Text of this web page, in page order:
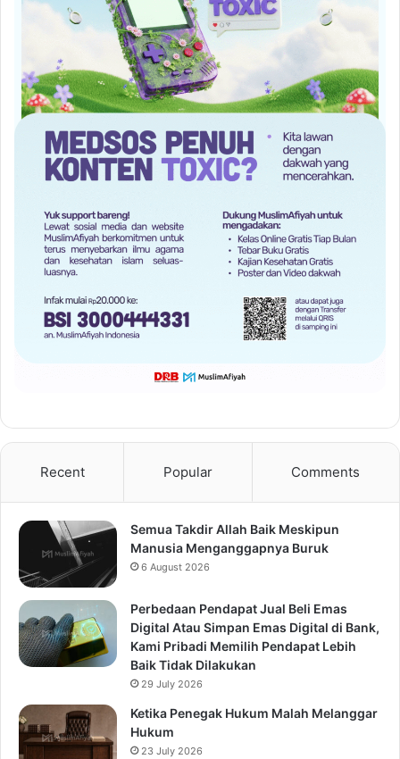
Recent Popular Comments
Semua Takdir Allah Baik Meskipun
Manusia Menganggapnya Buruk
6 August 2026
Perbedaan Pendapat Jual Beli Emas
Digital Atau Simpan Emas Digital di Bank,
Kami Pribadi Memilih Pendapat Lebih
Baik Tidak Dilakukan
29 July 2026
Ketika Penegak Hukum Malah Melanggar
Hukum
23 July 2026